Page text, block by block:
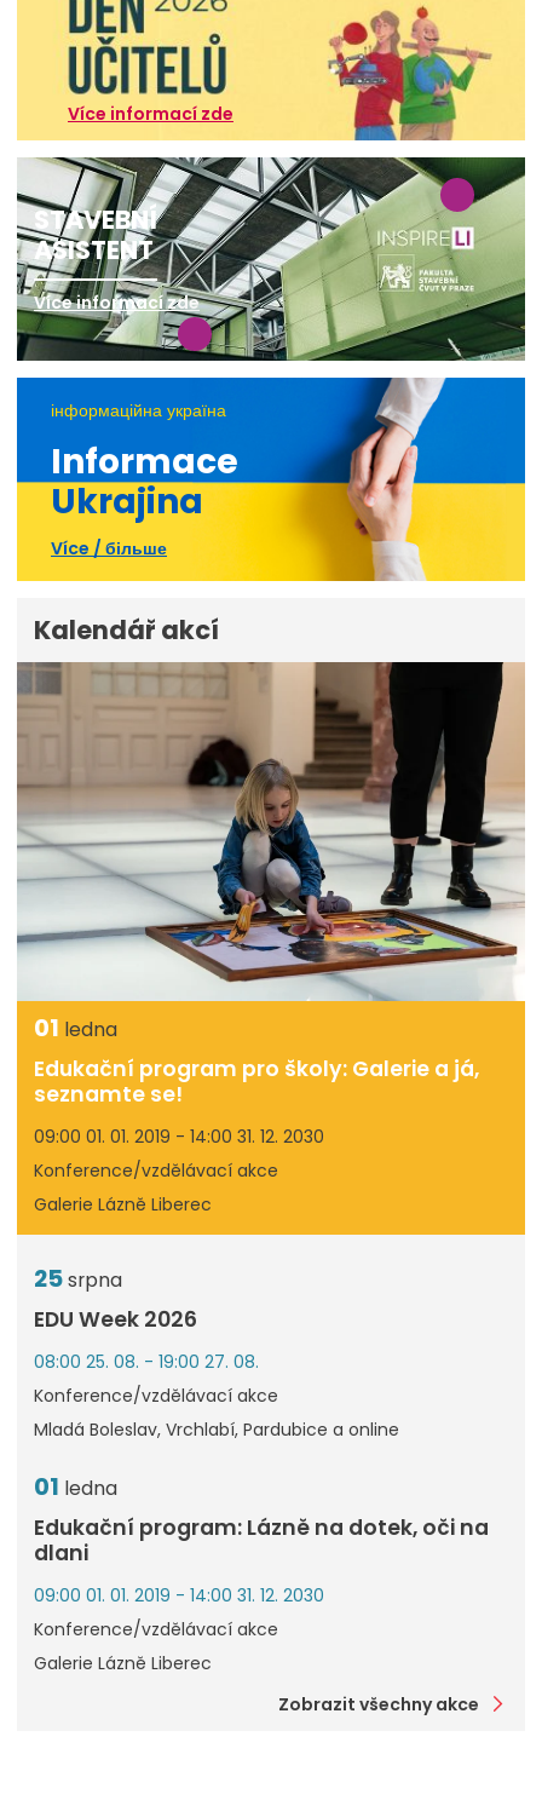
Více informací zde
STAVEBNÍ
ASISTENT
Více informací zde
інформаційна україна
Informace
Ukrajina
Více / більше
Kalendář akcí
01 ledna
Edukační program pro školy: Galerie a já,
seznamte se!
09:00 01. 01. 2019 - 14:00 31. 12. 2030
Konference/vzdělávací akce
Galerie Lázně Liberec
25srpna
EDU Week 2026
08:00 25. 08. - 19:00 27. 08.
Konference/vzdělávací akce
Mladá Boleslav, Vrchlabí, Pardubice a online
01 ledna
Edukační program: Lázně na dotek, oči na
dlani
09:00 01. 01. 2019 - 14:00 31. 12. 2030
Konference/vzdělávací akce
Galerie Lázně Liberec
Zobrazit všechny akce